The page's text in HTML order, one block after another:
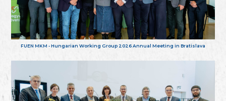
FUEN MKM - Hungarian Working Group 2026 Annual Meeting in Bratislava